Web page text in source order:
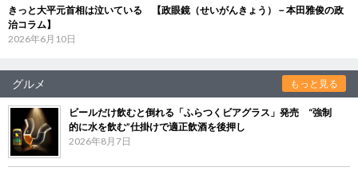
きっと大平元首相は泣いている 【政眼鏡（せいがんきょう）－本田雅俊の政
治コラム】
2026年6月10日
グルメ もっと見る
ビールだけ飲むと倒れる「ふらつくビアグラス」発売 “強制
的に水を飲む”仕掛けで適正飲酒を後押し
2026年8月7日